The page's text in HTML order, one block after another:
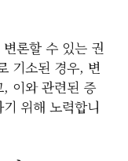
론할 수 있는 권
기소된 경우, 변
이와 관련된 증
위해 노력합니